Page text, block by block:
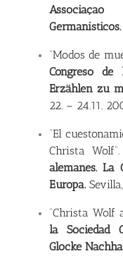
Germanisticos.
“Modos de
Congreso de
Erzählen zu
22. – 24.11.
“El
Christa Wolf”.
alemanes.
Europa. Sevilla,
“Christa Wolf
la Sociedad
Glocke